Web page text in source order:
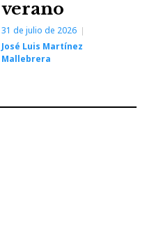
verano
31 de julio de 2026
José Luis Martínez
Mallebrera